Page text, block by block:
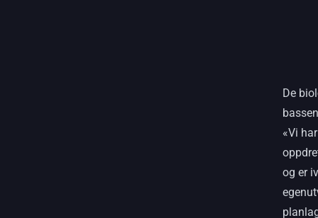
De
«Vi
og er